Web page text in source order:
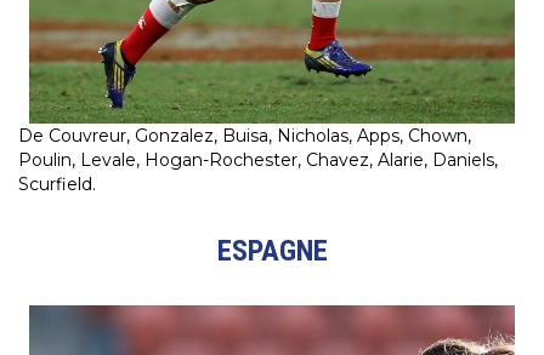
De Couvreur, Gonzalez, Buisa, Nicholas, Apps, Chown,
Poulin, Levale, Hogan-Rochester, Chavez, Alarie, Daniels,
Scurfield.
ESPAGNE